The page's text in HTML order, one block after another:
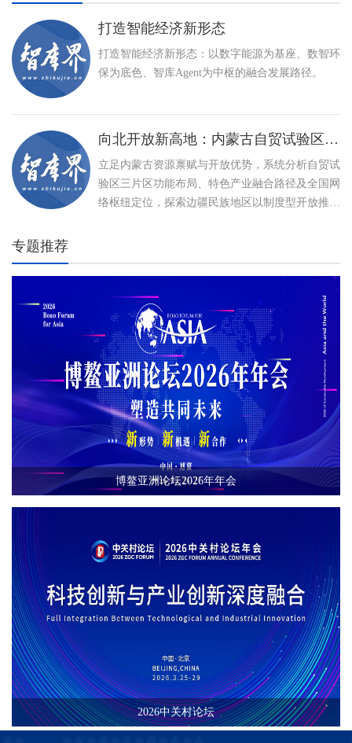
打造智能经济新形态
打造智能经济新形态：以数字能源为基座、数智环
保为底色、智库Agent为中枢的融合发展路径。
向北开放新高地：内蒙古自贸试验区建设与特色产业高质量发展路径
立足内蒙古资源禀赋与开放优势，系统分析自贸试
验区三片区功能布局、特色产业融合路径及全国网
络枢纽定位，探索边疆民族地区以制度型开放推动
专题推荐
博鳌亚洲论坛2026年年会
2026中关村论坛